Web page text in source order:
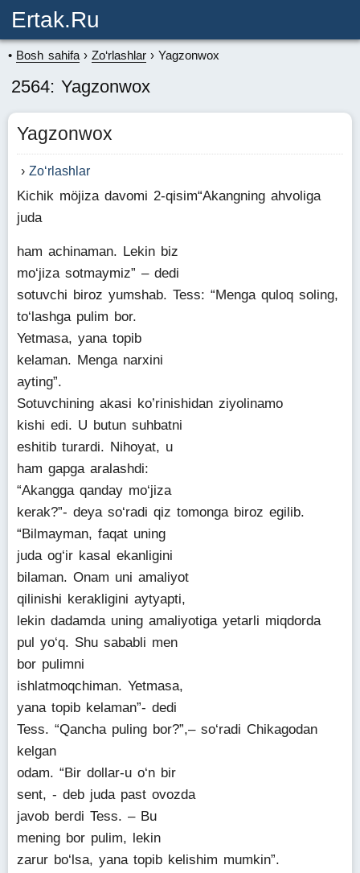
Ertak.ru
Bosh sahifa Zo‘rlashlar Yagzonwox
2564: Yagzonwox
Yagzonwox
Zo‘rlashlar
Kichik möjiza davomi 2-qisim“Akangning ahvoliga
juda
ham achinaman. Lekin biz
mo‘jiza sotmaymiz” – dedi
sotuvchi biroz yumshab. Tess: “Menga quloq soling,
to‘lashga pulim bor.
Yetmasa, yana topib
kelaman. Menga narxini
ayting”.
Sotuvchining akasi ko’rinishidan ziyolinamo
kishi edi. U butun suhbatni
eshitib turardi. Nihoyat, u
ham gapga aralashdi:
“Akangga qanday mo‘jiza
kerak?”- deya so‘radi qiz tomonga biroz egilib.
“Bilmayman, faqat uning
juda og‘ir kasal ekanligini
bilaman. Onam uni amaliyot
qilinishi kerakligini aytyapti,
lekin dadamda uning amaliyotiga yetarli miqdorda
pul yo‘q. Shu sababli men
bor pulimni
ishlatmoqchiman. Yetmasa,
yana topib kelaman”- dedi
Tess. “Qancha puling bor?”,– so‘radi Chikagodan
kelgan
odam. “Bir dollar-u o‘n bir
sent, - deb juda past ovozda
javob berdi Tess. – Bu
mening bor pulim, lekin
zarur bo‘lsa, yana topib kelishim mumkin”.